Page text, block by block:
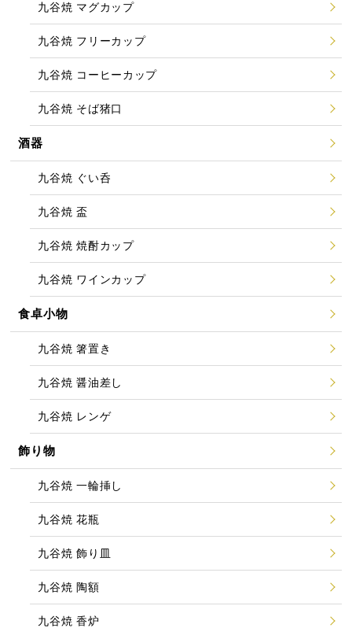
九谷焼 マグカップ
九谷焼 フリーカップ
九谷焼 コーヒーカップ
九谷焼 そば猪口
酒器
九谷焼 ぐい呑
九谷焼 盃
九谷焼 焼酎カップ
九谷焼 ワインカップ
食卓小物
九谷焼 箸置き
九谷焼 醤油差し
九谷焼 レンゲ
飾り物
九谷焼 一輪挿し
九谷焼 花瓶
九谷焼 飾り皿
九谷焼 陶額
九谷焼 香炉